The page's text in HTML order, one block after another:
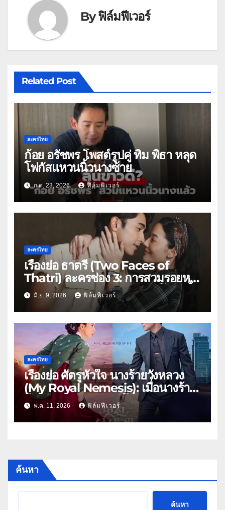
Byฟิล์มฟีเวอร์
Related Post
ละครไทย
ก้อย อรัชพร โพสต์รูปคู่ ทิม พิธา หลุด
โฟกัสแหวนนิ้วนางซ้าย
ก.ค. 23, 2026 ฟิล์มฟีเวอร์
ละครไทย
เรื่องย่อ ธาตรี (Two Faces of
Thatri) ละครช่อง 3: การสวมรอยหนี
ตายสู่มรดกเลือด ยุคสงครามโลกครั้ง
ที่ 2
มิ.ย. 9, 2026 ฟิล์มฟีเวอร์
ละครไทย
เรื่องย่อ ศัตรูหัวใจ นางร้ายวังหลวง
(My Royal Nemesis): เมื่อนางร้าย
โชซอนสวมร่างดาราโนเนม พร้อม
ฟาดกลางกองถ่าย 2026!
พ.ค. 11, 2026 ฟิล์มฟีเวอร์
ค้นหา
ค้นหา